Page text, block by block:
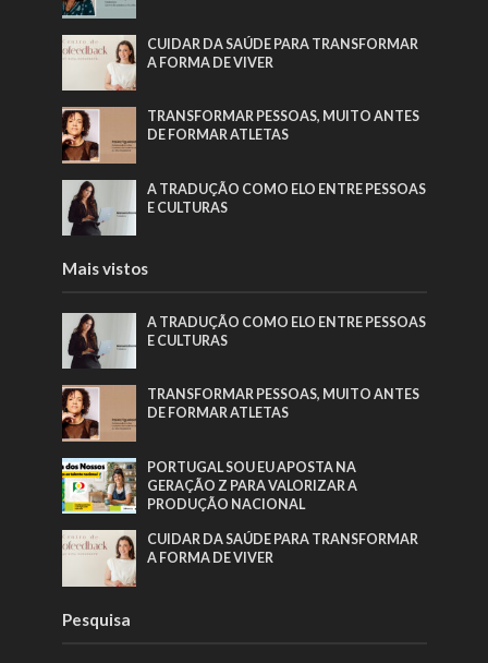
CUIDAR DA SAÚDE PARA TRANSFORMAR
A FORMA DE VIVER
TRANSFORMAR PESSOAS, MUITO ANTES
DE FORMAR ATLETAS
A TRADUÇÃO COMO ELO ENTRE PESSOAS
E CULTURAS
Mais vistos
A TRADUÇÃO COMO ELO ENTRE PESSOAS
E CULTURAS
TRANSFORMAR PESSOAS, MUITO ANTES
DE FORMAR ATLETAS
PORTUGAL SOU EU APOSTA NA
GERAÇÃO Z PARA VALORIZAR A
PRODUÇÃO NACIONAL
CUIDAR DA SAÚDE PARA TRANSFORMAR
A FORMA DE VIVER
Pesquisa